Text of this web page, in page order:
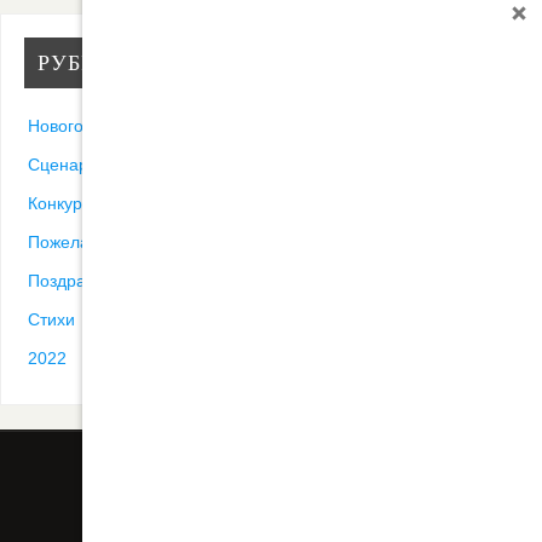
РУБРИКИ
Новогодние песни
Сценарии
Конкурсы
Пожелания
Поздравления
Стихи
2022